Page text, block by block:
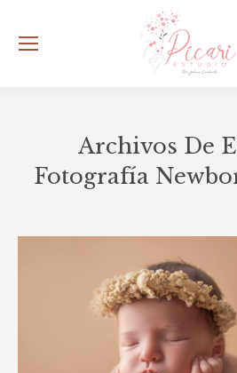
Archivos De
Fotografía